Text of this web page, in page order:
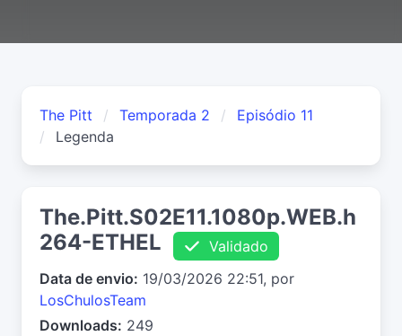
The Pitt Temporada 2
Episódio 11
Legenda
The.Pitt.S02E11.1080p.WEB.h
264-ETHEL
Validado
Data de envio: 19/03/2026 22:51, por
LosChulosTeam
Downloads: 249